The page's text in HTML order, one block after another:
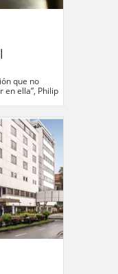
que no
en ella”, Philip